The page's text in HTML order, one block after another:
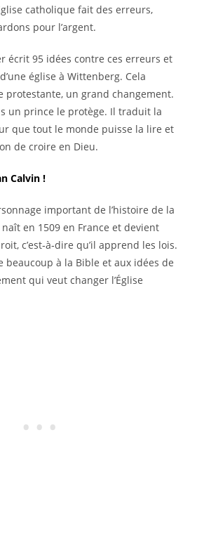
catholique fait des erreurs,
pour l’argent.
écrit 95 idées contre ces erreurs et
église à Wittenberg. Cela
protestante, un grand changement.
un prince le protège. Il traduit la
que tout le monde puisse la lire et
de croire en Dieu.
Calvin !
important de l’histoire de la
en 1509 en France et devient
c’est‑à‑dire qu’il apprend les lois.
beaucoup à la Bible et aux idées de
qui veut changer l’Église